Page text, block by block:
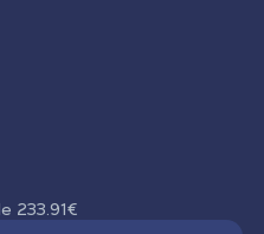
233.91€